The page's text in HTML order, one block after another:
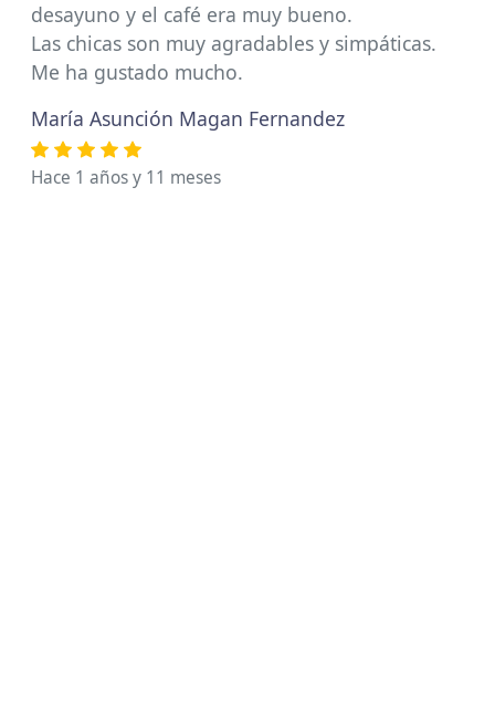
desayuno y el café era muy bueno.
Las chicas son muy agradables y simpáticas.
Me ha gustado mucho.
María Asunción Magan Fernandez
Hace 1 años y 11 meses